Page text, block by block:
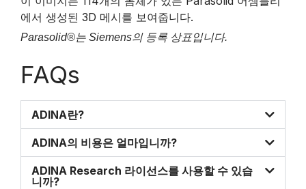
에서 생성된 3D 메시를 보여줍니다.
Parasolid®는 Siemens의 등록 상표입니다.
FAQs
ADINA란?
ADINA의 비용은 얼마입니까?
ADINA Research 라이선스를 사용할 수 있습
니까?